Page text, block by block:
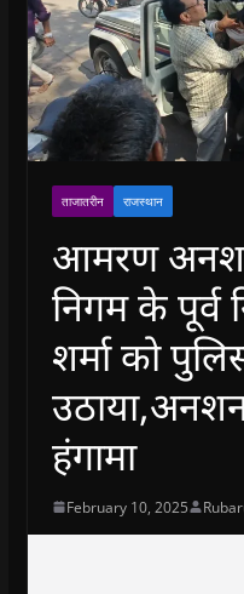
ताजातरीन राजस्थान
आमरण
निगम के पूर्व
शर्मा को
हंगामा
February 10, 2025